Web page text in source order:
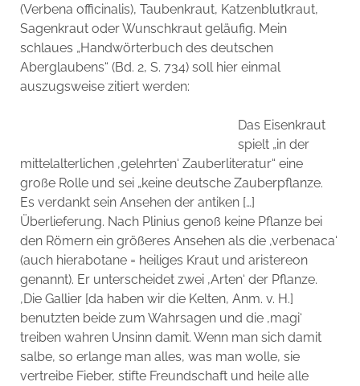
(Verbena officinalis), Taubenkraut, Katzenblutkraut,
Sagenkraut oder Wunschkraut geläufig. Mein
schlaues „Handwörterbuch des deutschen
Aberglaubens“ (Bd. 2, S. 734) soll hier einmal
auszugsweise zitiert werden:
Das Eisenkraut
spielt „in der
mittelalterlichen ‚gelehrten‘ Zauberliteratur“ eine
große Rolle und sei „keine deutsche Zauberpflanze.
Es verdankt sein Ansehen der antiken […]
Überlieferung. Nach Plinius genoß keine Pflanze bei
den Römern ein größeres Ansehen als die ‚verbenaca‘
(auch hierabotane = heiliges Kraut und aristereon
genannt). Er unterscheidet zwei ‚Arten‘ der Pflanze.
‚Die Gallier [da haben wir die Kelten, Anm. v. H.]
benutzten beide zum Wahrsagen und die ‚magi‘
treiben wahren Unsinn damit. Wenn man sich damit
salbe, so erlange man alles, was man wolle, sie
vertreibe Fieber, stifte Freundschaft und heile alle